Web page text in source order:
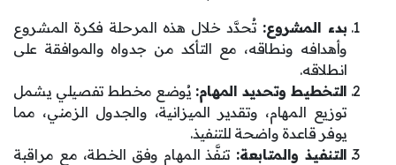
بدء المشروع: تُحدَّد خلال هذه المرحلة فكرة المشروع
وأهدافه ونطاقه، مع التأكد من جدواه والموافقة على
انطلاقه.
التخطيط وتحديد المهام: يُوضع مخطط تفصيلي يشمل
توزيع المهام، وتقدير الميزانية، والجدول الزمني، مما
يوفر قاعدة واضحة للتنفيذ.
التنفيذ والمتابعة: تنفَّذ المهام وفق الخطة، مع مراقبة